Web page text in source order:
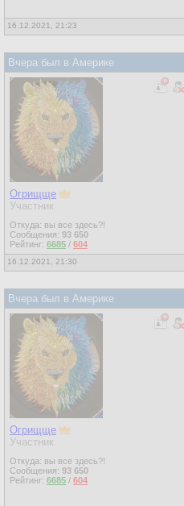
16.12.2021, 21:23
Вчера был в Америке
Огрищще
Участник
Откуда: вы все здесь?!
Сообщения: 93 650
Рейтинг: 6685 / 604
16.12.2021, 21:30
Вчера был в Америке
Огрищще
Участник
Откуда: вы все здесь?!
Сообщения: 93 650
Рейтинг: 6685 / 604